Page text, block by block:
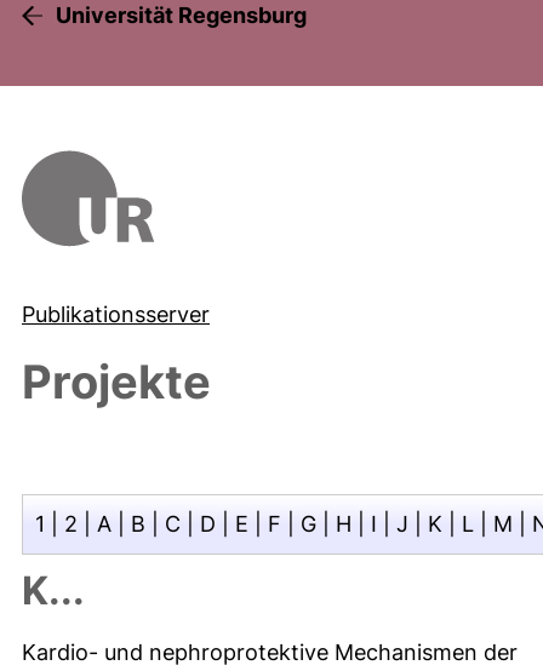
Universität Regensburg
Publikationsserver
Projekte
1 2 A B C D E F G H I J K L M
K...
Kardio- und nephroprotektive Mechanismen der